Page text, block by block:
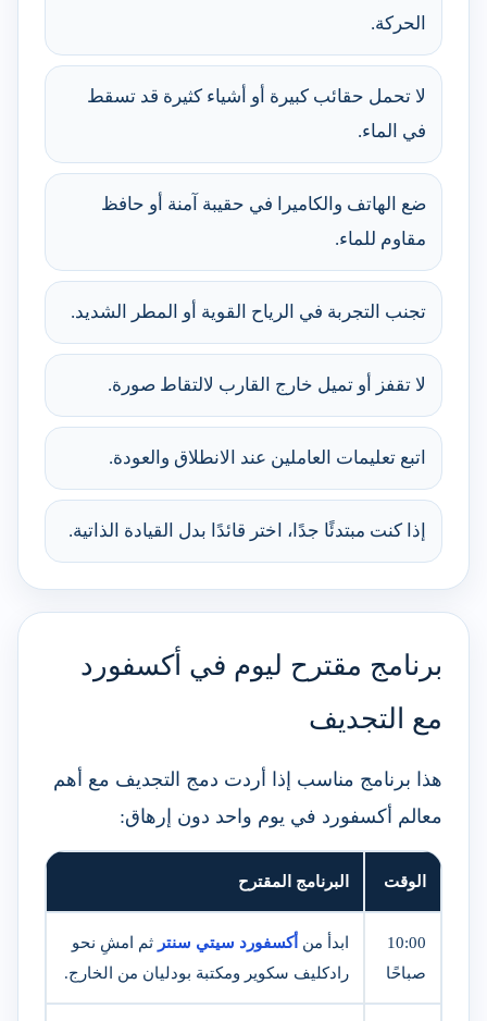
الحركة.
لا تحمل حقائب كبيرة أو أشياء كثيرة قد تسقط
في الماء.
ضع الهاتف والكاميرا في حقيبة آمنة أو حافظ
مقاوم للماء.
تجنب التجربة في الرياح القوية أو المطر الشديد.
لا تقفز أو تميل خارج القارب لالتقاط صورة.
اتبع تعليمات العاملين عند الانطلاق والعودة.
إذا كنت مبتدئًا جدًا، اختر قائدًا بدل القيادة الذاتية.
برنامج مقترح ليوم في أكسفورد
مع التجديف
هذا برنامج مناسب إذا أردت دمج التجديف مع أهم
معالم أكسفورد في يوم واحد دون إرهاق:
الوقت البرنامج المقترح
10:00
صباحًا
ابدأ من أكسفورد سيتي سنتر ثم امشِ نحو
رادكليف سكوير ومكتبة بودليان من الخارج.